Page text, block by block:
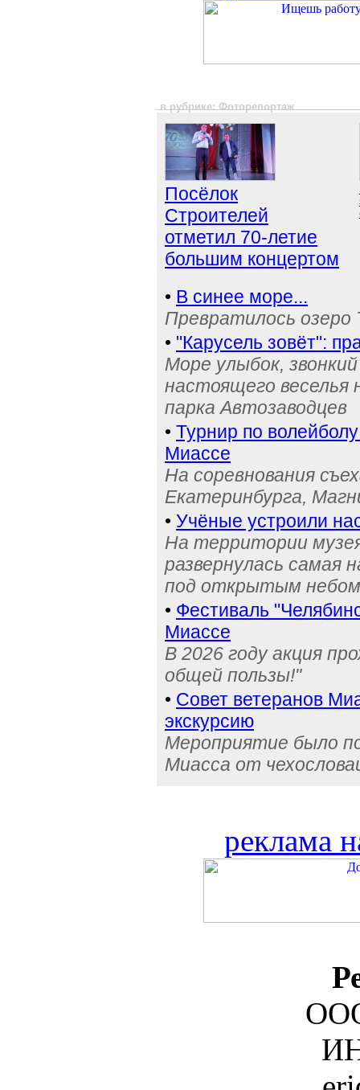
в рубрике: Фоторепортаж
Посёлок
Строителей
отметил 70-летие
большим концертом
• В синее море...
Превратилось озеро
• "Карусель зовёт":
Море улыбок,
настоящего веселья
парка Автозаводцев
• Турнир по
Миассе
На соревнования
Екатеринбурга,
• Учёные устроили
На территории
развернулась самая
под открытым небом
• Фестиваль
Миассе
В 2026 году акция
общей пользы!"
• Совет ветеранов
экскурсию
Мероприятие было
Миасса от
реклама